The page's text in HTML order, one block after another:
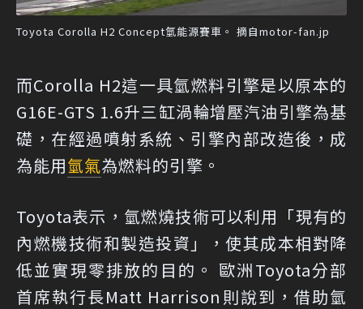
Toyota Corolla H2 Concept氫能源賽車。 摘自motor-fan.jp
而Corolla H2這一具氫燃料引擎是以原本的
G16E-GTS 1.6升三缸渦輪增壓汽油引擎為基
礎，在經過噴射系統、引擎內部改造後，成
為能用氫氣為燃料的引擎。
Toyota表示，氫燃燒技術可以利用「現有的
內燃機技術和製造投資」，使其成本相對降
低並實現零排放的目的。 歐洲Toyota分部
首席執行長Matt Harrison則說到，借助氫